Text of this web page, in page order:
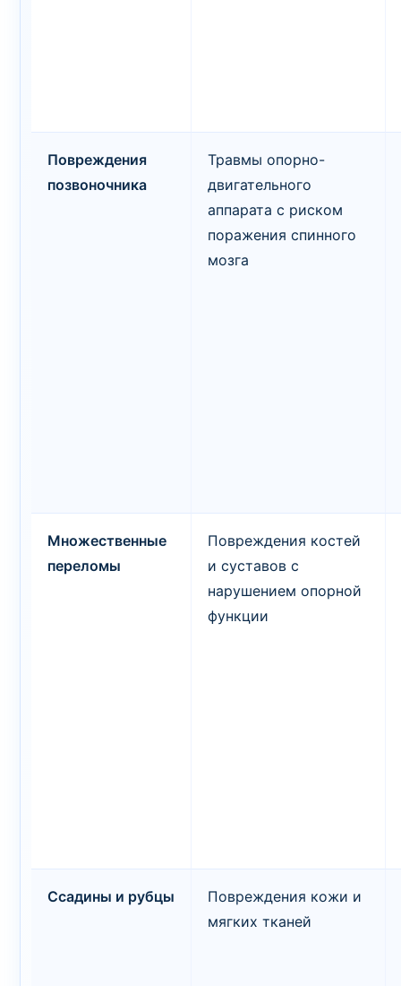
Повреждения
позвоночника
Травмы опорно-
двигательного
аппарата с риском
поражения спинного
мозга
Множественные
переломы
Повреждения костей
и суставов с
нарушением опорной
функции
Ссадины и рубцы
Повреждения кожи и
мягких тканей